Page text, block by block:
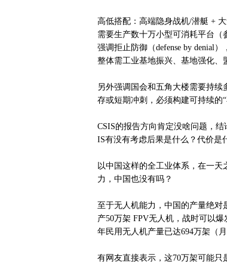
高低搭配：高端隐身战机/潜艇 +
需要生产数十万小型可消耗平台（
强调拒止防御（defense by denial
整体需工业基地振兴、基地强化、
另外强调国会和五角大楼需要持
存或短期冲刺，必须构建可持续的
CSIS的报告方向肯定没啥问题，
IS有没有考虑后果是什么？代价是
以中国这样的全工业体系，在一
力，中国也没有吗？
至于无人机能力，中国的产量绝对
产50万架 FPV无人机，战时可以
年民用无人机产量已达694万架（
有网友直接表示，这70万架可能